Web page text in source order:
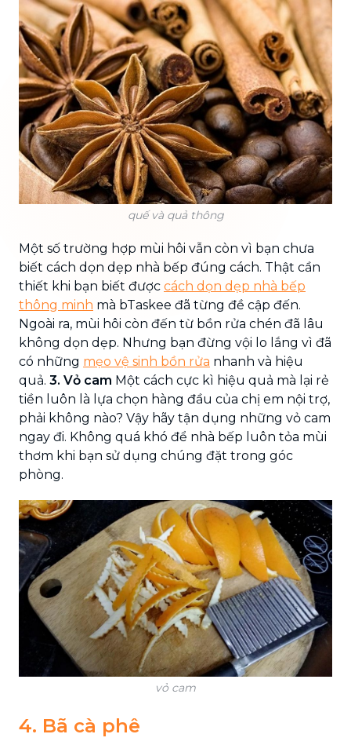
quế và quả thông
Một số trường hợp mùi hôi vẫn còn vì bạn chưa
biết cách dọn dẹp nhà bếp đúng cách. Thật cần
thiết khi bạn biết được cách dọn dẹp nhà bếp
thông minh mà bTaskee đã từng đề cập đến.
Ngoài ra, mùi hôi còn đến từ bồn rửa chén đã lâu
không dọn dẹp. Nhưng bạn đừng vội lo lắng vì đã
có những mẹo vệ sinh bồn rửa nhanh và hiệu
quả. 3. Vỏ cam Một cách cực kì hiệu quả mà lại rẻ
tiền luôn là lựa chọn hàng đầu của chị em nội trợ,
phải không nào? Vậy hãy tận dụng những vỏ cam
ngay đi. Không quá khó để nhà bếp luôn tỏa mùi
thơm khi bạn sử dụng chúng đặt trong góc
phòng.
vỏ cam
4. Bã cà phê